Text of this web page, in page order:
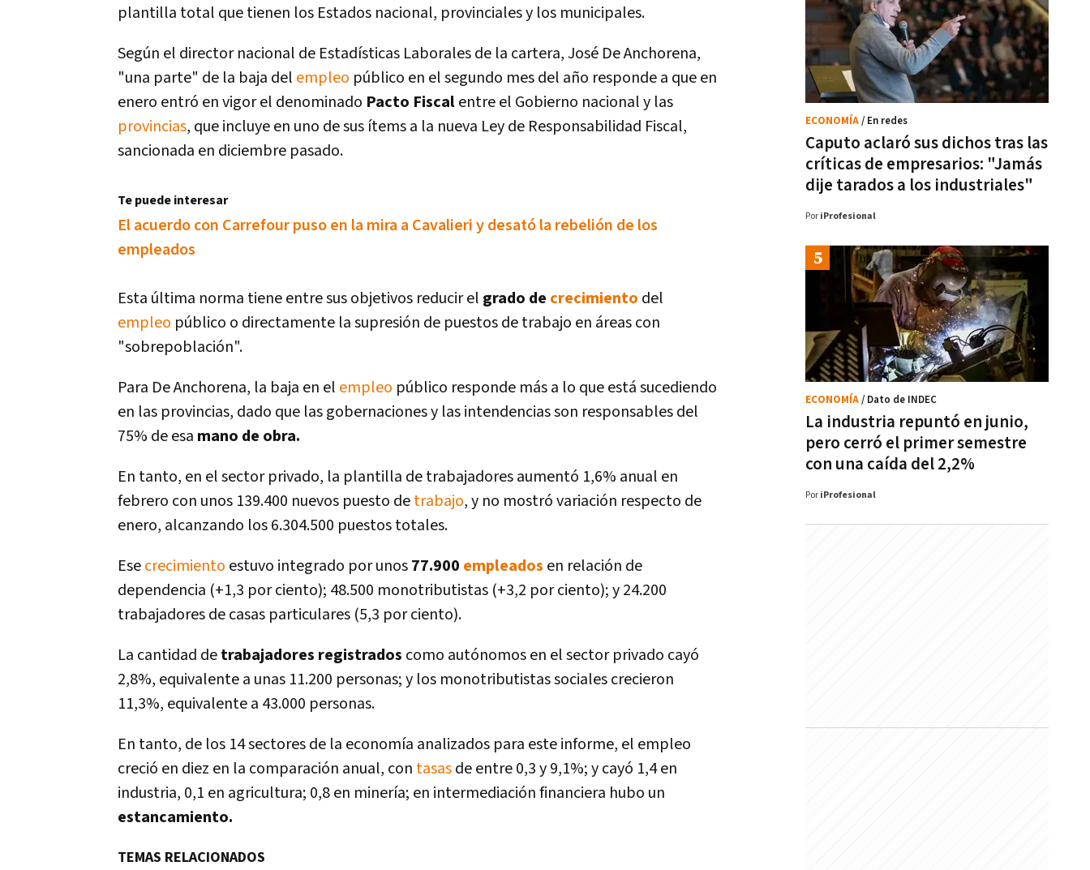
plantilla total que tienen los Estados nacional, provinciales y los municipales.
Según el director nacional de Estadí­sticas Laborales de la cartera, José De Anchorena,
"una parte" de la baja del empleo público en el segundo mes del año responde a que en
enero entró en vigor el denominado Pacto Fiscalentre el Gobierno nacional y las
provincias, que incluye en uno de sus í­tems a la nueva Ley de Responsabilidad Fiscal,
sancionada en diciembre pasado.
Te puede interesar
El acuerdo con Carrefour puso en la mira a Cavalieri y desató la rebelión de los
empleados
Esta última norma tiene entre sus objetivos reducir el grado de crecimiento del
empleo público o directamente la supresión de puestos de trabajo en áreas con
"sobrepoblación".
Para De Anchorena, la baja en el empleo público responde más a lo que está sucediendo
en las provincias, dado que las gobernaciones y las intendencias son responsables del
75% de esa mano de obra.
En tanto, en el sector privado, la plantilla de trabajadores aumentó 1,6% anual en
febrero con unos 139.400 nuevos puesto detrabajo, y no mostró variación respecto de
enero, alcanzando los 6.304.500 puestos totales.
Esecrecimiento estuvo integrado por unos77.900 empleados en relación de
dependencia (+1,3 por ciento); 48.500 monotributistas (+3,2 por ciento); y 24.200
trabajadores de casas particulares (5,3 por ciento).
La cantidad detrabajadores registrados como autónomos en el sector privado cayó
2,8%, equivalente a unas 11.200 personas; y los monotributistas sociales crecieron
11,3%, equivalente a 43.000 personas.
En tanto, de los 14 sectores de la economí­a analizados para este informe, el empleo
creció en diez en la comparación anual, con tasasde entre 0,3 y 9,1%; y cayó 1,4 en
industria, 0,1 en agricultura; 0,8 en minerí­a; en intermediación financiera hubo un
estancamiento.
TEMAS RELACIONADOS
Caputo aclaró sus dichos tras las
críticas de empresarios: "Jamás
dije tarados a los industriales"
ECONOMÍA/ En redes
Por iProfesional
La industria repuntó en junio,
pero cerró el primer semestre
con una caída del 2,2%
ECONOMÍA/ Dato de INDEC
Por iProfesional